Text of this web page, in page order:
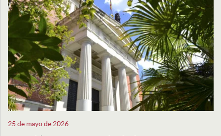
25 de mayo de 2026